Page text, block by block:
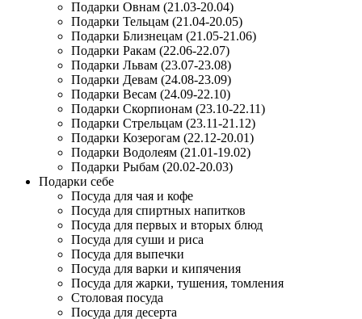
Подарки Овнам (21.03-20.04)
Подарки Тельцам (21.04-20.05)
Подарки Близнецам (21.05-21.06)
Подарки Ракам (22.06-22.07)
Подарки Львам (23.07-23.08)
Подарки Девам (24.08-23.09)
Подарки Весам (24.09-22.10)
Подарки Скорпионам (23.10-22.11)
Подарки Стрельцам (23.11-21.12)
Подарки Козерогам (22.12-20.01)
Подарки Водолеям (21.01-19.02)
Подарки Рыбам (20.02-20.03)
Подарки себе
Посуда для чая и кофе
Посуда для спиртных напитков
Посуда для первых и вторых блюд
Посуда для суши и риса
Посуда для выпечки
Посуда для варки и кипячения
Посуда для жарки, тушения, томления
Столовая посуда
Посуда для десерта